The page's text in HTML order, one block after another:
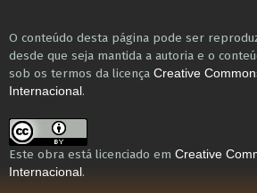
O conteúdo desta página pode ser
desde que seja mantida a autoria e o
sob os termos da licença Creative
Internacional .
Este obra está licenciado em Creative
Internacional .